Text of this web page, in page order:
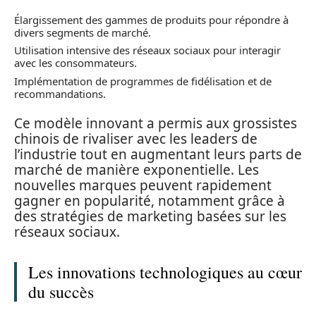
Élargissement des gammes de produits pour répondre à
divers segments de marché.
Utilisation intensive des réseaux sociaux pour interagir
avec les consommateurs.
Implémentation de programmes de fidélisation et de
recommandations.
Ce modèle innovant a permis aux grossistes
chinois de rivaliser avec les leaders de
l’industrie tout en augmentant leurs parts de
marché de manière exponentielle. Les
nouvelles marques peuvent rapidement
gagner en popularité, notamment grâce à
des stratégies de marketing basées sur les
réseaux sociaux.
Les innovations technologiques au cœur
du succès